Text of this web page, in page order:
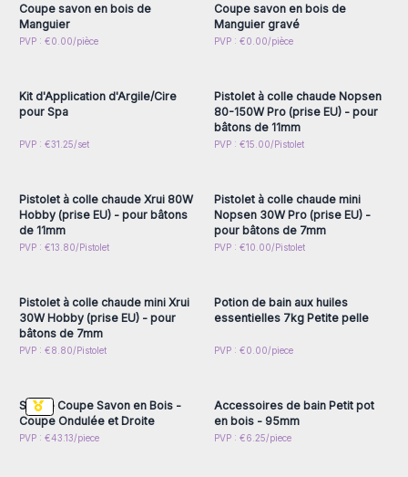
Coupe savon en bois de
Manguier
PVP : €0.00/pièce
Coupe savon en bois de
Manguier gravé
PVP : €0.00/pièce
Connectez-vous ou
Kit d'Application d'Argile/Cire
pour Spa
PVP : €31.25/set
Connectez-vous ou
Pistolet à colle chaude Nopsen
80-150W Pro (prise EU) - pour
bâtons de 11mm
PVP : €15.00/Pistolet
Connectez-vous ou
Pistolet à colle chaude Xrui 80W
Hobby (prise EU) - pour bâtons
de 11mm
PVP : €13.80/Pistolet
Connectez-vous ou
Pistolet à colle chaude mini
Nopsen 30W Pro (prise EU) -
pour bâtons de 7mm
PVP : €10.00/Pistolet
Connectez-vous ou
Pistolet à colle chaude mini Xrui
30W Hobby (prise EU) - pour
bâtons de 7mm
PVP : €8.80/Pistolet
Connectez-vous ou
Potion de bain aux huiles
essentielles 7kg Petite pelle
PVP : €0.00/piece
Connectez-vous ou
Set de Coupe Savon en Bois -
Coupe Ondulée et Droite
PVP : €43.13/piece
Connectez-vous ou
Accessoires de bain Petit pot
en bois - 95mm
PVP : €6.25/piece
Connectez-vous ou